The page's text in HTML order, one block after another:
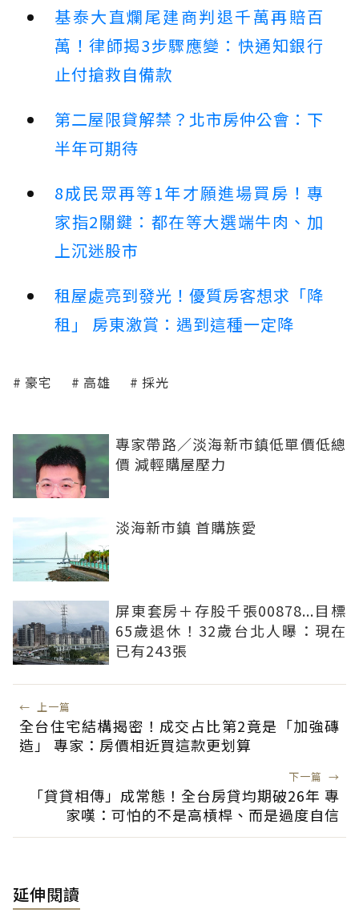
基泰大直爛尾建商判退千萬再賠百
萬！律師揭3步驟應變：快通知銀行
止付搶救自備款
第二屋限貸解禁？北市房仲公會：下
半年可期待
8成民眾再等1年才願進場買房！專
家指2關鍵：都在等大選端牛肉、加
上沉迷股市
租屋處亮到發光！優質房客想求「降
租」 房東激賞：遇到這種一定降
豪宅 高雄 採光
專家帶路／淡海新市鎮低單價低總
價 減輕購屋壓力
淡海新市鎮 首購族愛
屏東套房＋存股千張00878...目標
65歲退休！32歲台北人曝：現在
已有243張
← 上一篇
全台住宅結構揭密！成交占比第2竟是「加強磚
造」 專家：房價相近買這款更划算
下一篇 →
「貸貸相傳」成常態！全台房貸均期破26年 專
家嘆：可怕的不是高槓桿、而是過度自信
延伸閱讀